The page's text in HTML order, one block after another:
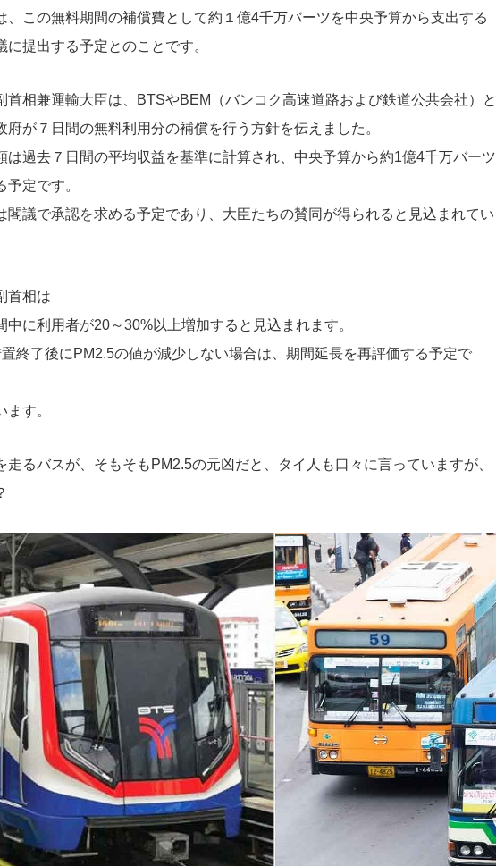
、この無料期間の補償費として約１億4千万バーツを中央予算から支出する
に提出する予定とのことです。
首相兼運輸大臣は、
BTSやBEM（バンコク高速道路および鉄道公共会社）と
府が７日間の無料利用分の補償を行う方針を伝えました。
は過去７日間の平均収益を基準に計算され、中央予算から約1億4千万バーツ
予定です。
閣議で承認を求める予定であり、大臣たちの賛同が得られると見込まれてい
首相は
中に利用者が20～30%以上増加すると見込まれます。
終了後にPM2.5の値が減少しない場合は、期間延長を再評価する予定で
ます。
走るバスが、そもそもPM2.5の元凶だと、タイ人も口々に言っていますが、